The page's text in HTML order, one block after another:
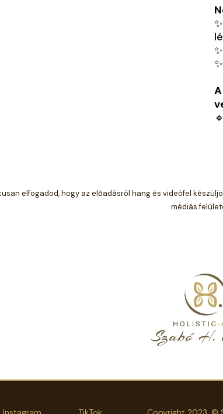
elfogadod, hogy az előadásról hang és videófel
médiás